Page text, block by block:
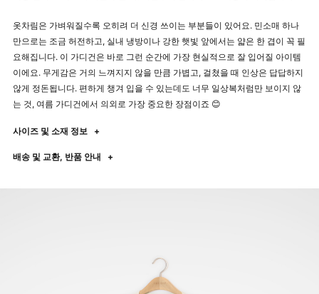
옷차림은 가벼워질수록 오히려 더 신경 쓰이는 부분들이 있어요. 민소매 하나
만으로는 조금 허전하고, 실내 냉방이나 강한 햇빛 앞에서는 얇은 한 겹이 꼭 필
요해집니다. 이 가디건은 바로 그런 순간에 가장 현실적으로 잘 입어질 아이템
이에요. 무게감은 거의 느껴지지 않을 만큼 가볍고, 걸쳤을 때 인상은 답답하지
않게 정돈됩니다. 편하게 챙겨 입을 수 있는데도 너무 일상복처럼만 보이지 않
는 것, 여름 가디건에서 의외로 가장 중요한 장점이죠 😊
사이즈 및 소재 정보 +
배송 및 교환, 반품 안내 +